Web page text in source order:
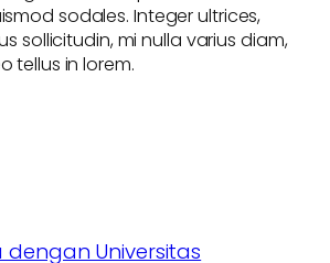
sodales. Integer ultrices,
sollicitudin, mi nulla varius diam,
tellus in lorem.